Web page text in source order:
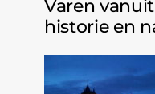
Varen
historie en